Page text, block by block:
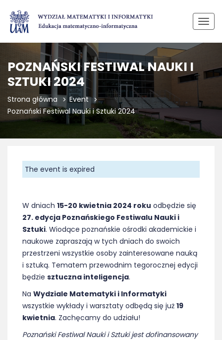
POZNAŃSKI FESTIWAL NAUKI I
SZTUKI 2024
Strona główna
Event
Poznański Festiwal Nauki i Sztuki 2024
The event is expired
W dniach 15-20 kwietnia 2024 roku odbędzie się
27. edycja Poznańskiego Festiwalu Nauki i
Sztuki. Wiodące poznańskie ośrodki akademickie i
naukowe zapraszają w tych dniach do swoich
przestrzeni wszystkie osoby zainteresowane nauką
i sztuką. Tematem przewodnim tegorocznej edycji
będzie sztuczna inteligencja.
Na Wydziale Matematyki i Informatyki
wszystkie wykłady i warsztaty odbędą się już 19
kwietnia. Zachęcamy do udziału!
Poznański Festiwal Nauki i Sztuki jest dofinansowany